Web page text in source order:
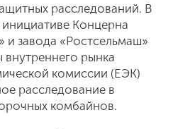
расследований. В
Концерна
и завода «Ростсельмаш»
рынка
комиссии (ЕЭК)
расследование в
комбайнов.